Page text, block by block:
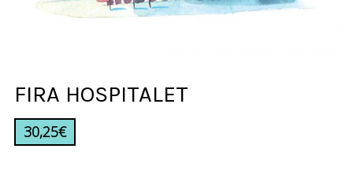
FIRA HOSPITALET
30,25€